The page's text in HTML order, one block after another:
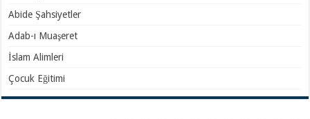
Abide Şahsiyetler
Adab-ı Muaşeret
İslam Alimleri
Çocuk Eğitimi